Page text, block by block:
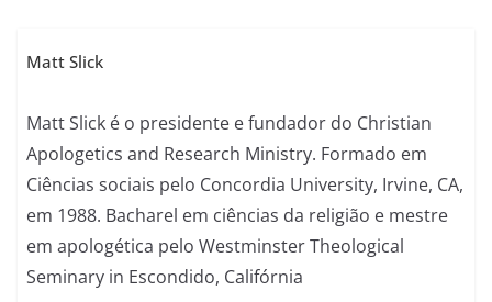
Matt Slick
Matt Slick é o presidente e fundador do Christian
Apologetics and Research Ministry. Formado em
Ciências sociais pelo Concordia University, Irvine, CA,
em 1988. Bacharel em ciências da religião e mestre
em apologética pelo Westminster Theological
Seminary in Escondido, Califórnia